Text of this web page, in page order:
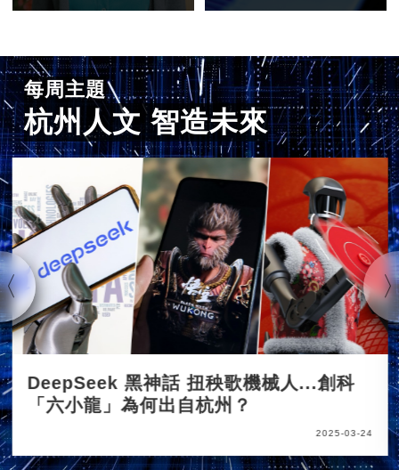
每周主題
杭州人文 智造未來
DeepSeek 黑神話 扭秧歌機械人...創科
「六小龍」為何出自杭州？
2025-03-24